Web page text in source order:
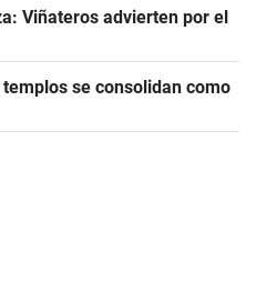
Viñateros advierten por el
se consolidan como